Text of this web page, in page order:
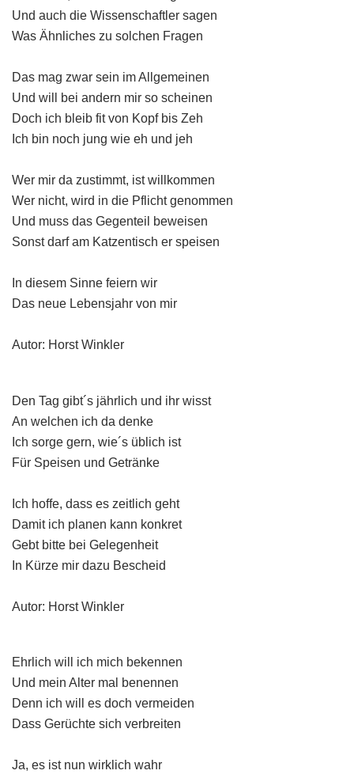
Und auch die Wissenschaftler sagen
Was Ähnliches zu solchen Fragen
Das mag zwar sein im Allgemeinen
Und will bei andern mir so scheinen
Doch ich bleib fit von Kopf bis Zeh
Ich bin noch jung wie eh und jeh
Wer mir da zustimmt, ist willkommen
Wer nicht, wird in die Pflicht genommen
Und muss das Gegenteil beweisen
Sonst darf am Katzentisch er speisen
In diesem Sinne feiern wir
Das neue Lebensjahr von mir
Autor: Horst Winkler
Den Tag gibt´s jährlich und ihr wisst
An welchen ich da denke
Ich sorge gern, wie´s üblich ist
Für Speisen und Getränke
Ich hoffe, dass es zeitlich geht
Damit ich planen kann konkret
Gebt bitte bei Gelegenheit
In Kürze mir dazu Bescheid
Autor: Horst Winkler
Ehrlich will ich mich bekennen
Und mein Alter mal benennen
Denn ich will es doch vermeiden
Dass Gerüchte sich verbreiten
Ja, es ist nun wirklich wahr